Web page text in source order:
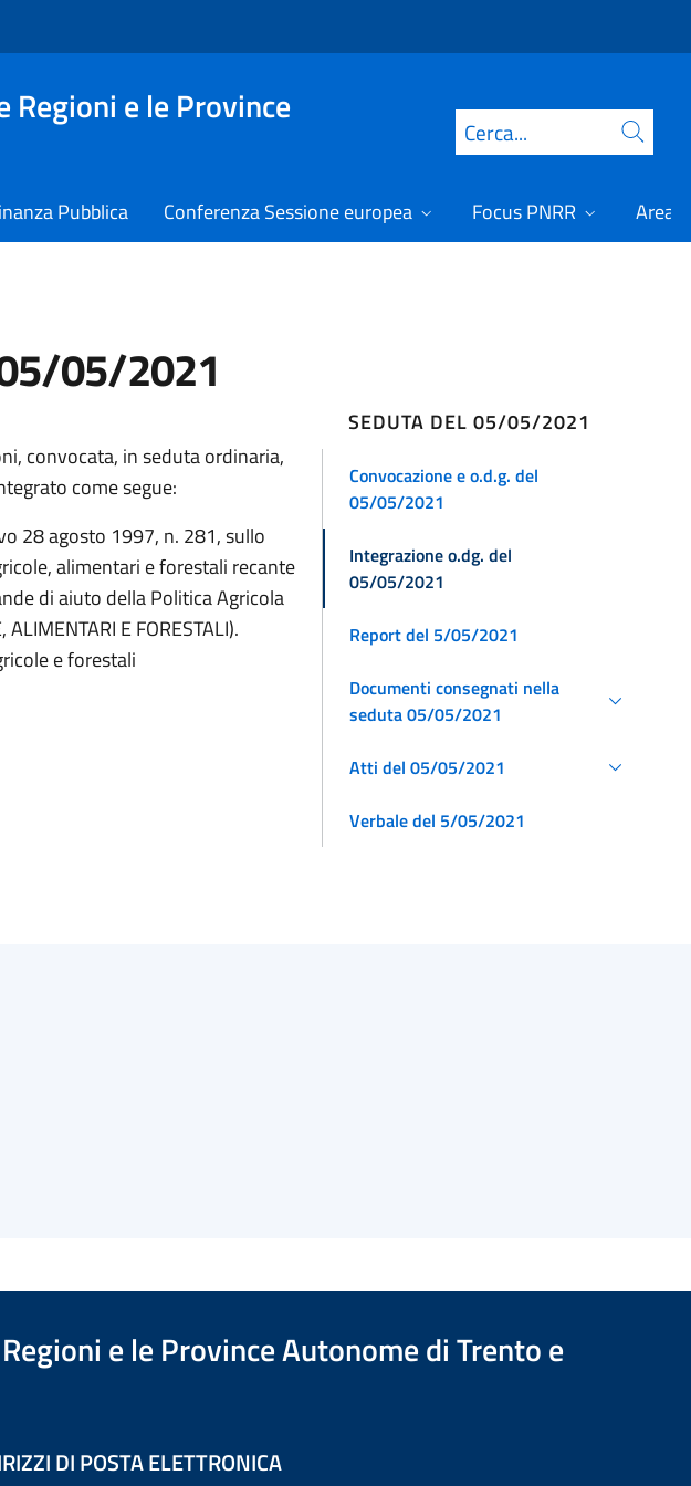
e le Province
Cerca
Pubblica Conferenza Sessione europea Focus PNRR Area
05/2021
convocata, in seduta ordinaria,
come segue:
28 agosto 1997, n. 281, sullo
alimentari e forestali recante
di aiuto della Politica Agricola
E FORESTALI).
e forestali
SEDUTA DEL 05/05/2021
Convocazione e o.d.g. del
05/05/2021
Integrazione o.dg. del
05/05/2021
Report del 5/05/2021
Documenti consegnati nella
seduta 05/05/2021
Atti del 05/05/2021
Verbale del 5/05/2021
e le Province Autonome di Trento e
DI POSTA ELETTRONICA